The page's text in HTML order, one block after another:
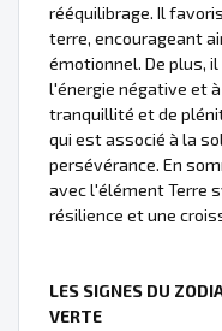
rééquilibrage. Il
terre, encourageant
émotionnel. De plus,
l'énergie négative et
tranquillité et de
qui est associé à la
persévérance. En
avec l'élément Terre
résilience et une
LES SIGNES DU
VERTE